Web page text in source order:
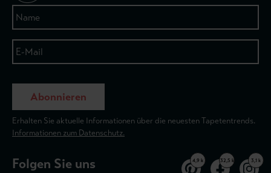
Abonnieren
Erhalten Sie aktuelle Informationen über die neuesten Tapetentrends.
Informationen zum Datenschutz.
Folgen Sie uns 4,9 k 32,5 k 3,1 k